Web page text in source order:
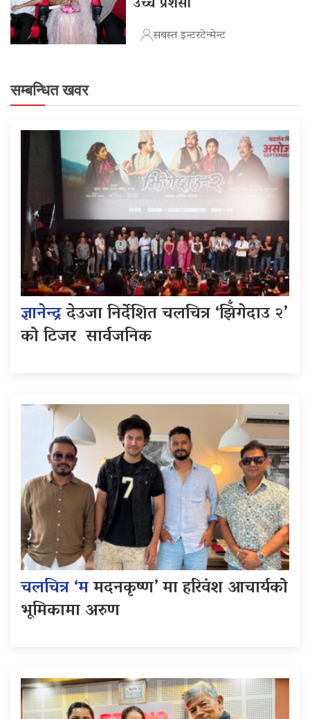
सबस्त इन्टरटेन्मेन्ट
सम्बन्धित खवर
ज्ञानेन्द्रदेउजा निर्देशित चलचित्र ‘झिँगेदाउ २’
को टिजर सार्वजनिक
चलचित्र ‘ममदनकृष्ण’ मा हरिवंश आचार्यको
भूमिकामा अरुण